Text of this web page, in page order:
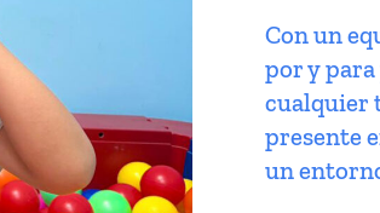
Con un
por y
cualquier
presente
un